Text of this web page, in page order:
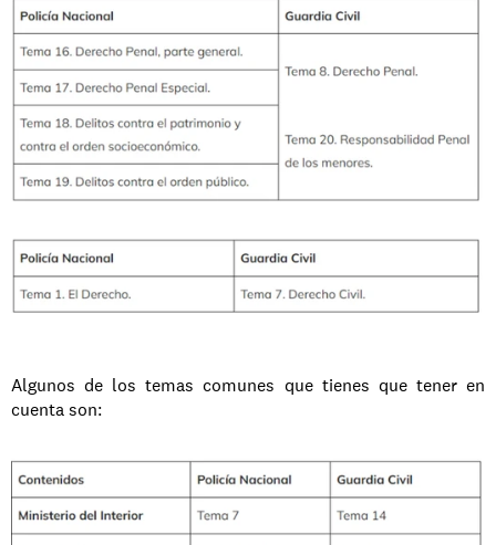
Algunos de los temas comunes que tienes que tener en
cuenta son: